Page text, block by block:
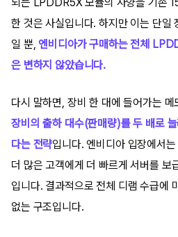
한 것은 사실입니다. 하지만 이는 단일
일 뿐, 엔비디아가 구매하는 전체
은 변하지 않았습니다.
다시 말하면, 장비 한 대에 들어가는
장비의 출하 대수(판매량)를 두 배로
다는 전략입니다. 엔비디아 입장에서
더 많은 고객에게 더 빠르게 서버를 보
입니다. 결과적으로 전체 디램 수급에
없는 구조입니다.